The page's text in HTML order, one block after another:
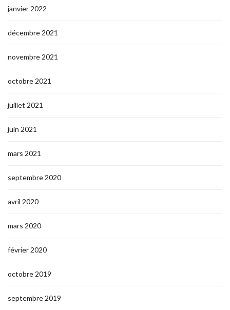
janvier 2022
décembre 2021
novembre 2021
octobre 2021
juillet 2021
juin 2021
mars 2021
septembre 2020
avril 2020
mars 2020
février 2020
octobre 2019
septembre 2019